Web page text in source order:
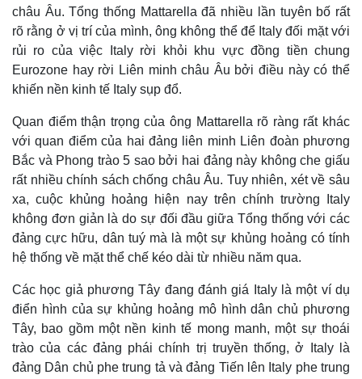
châu Âu. Tổng thống Mattarella đã nhiều lần tuyên bố rất
rõ rằng ở vị trí của mình, ông không thể để Italy đối mặt với
rủi ro của việc Italy rời khỏi khu vực đồng tiền chung
Eurozone hay rời Liên minh châu Âu bởi điều này có thể
khiến nền kinh tế Italy sụp đổ.
Quan điểm thận trọng của ông Mattarella rõ ràng rất khác
với quan điểm của hai đảng liên minh Liên đoàn phương
Bắc và Phong trào 5 sao bởi hai đảng này không che giấu
rất nhiều chính sách chống châu Âu. Tuy nhiên, xét về sâu
xa, cuộc khủng hoảng hiện nay trên chính trường Italy
không đơn giản là do sự đối đầu giữa Tổng thống với các
đảng cực hữu, dân tuý mà là một sự khủng hoảng có tính
hệ thống về mặt thể chế kéo dài từ nhiều năm qua.
Các học giả phương Tây đang đánh giá Italy là một ví dụ
điển hình của sự khủng hoảng mô hình dân chủ phương
Tây, bao gồm một nền kinh tế mong manh, một sự thoái
trào của các đảng phái chính trị truyền thống, ở Italy là
đảng Dân chủ phe trung tả và đảng Tiến lên Italy phe trung